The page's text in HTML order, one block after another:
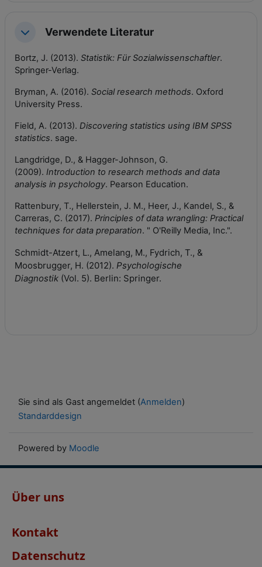
EinklappenVerwendete Literatur
Bortz, J. (2013). Statistik: Für Sozialwissenschaftler.
Springer-Verlag.
Bryman, A. (2016). Social research methods. Oxford
University Press.
Field, A. (2013). Discovering statistics using IBM SPSS
statistics. sage.
Langdridge, D., & Hagger-Johnson, G.
(2009). Introduction to research methods and data
analysis in psychology. Pearson Education.
Rattenbury, T., Hellerstein, J. M., Heer, J., Kandel, S., &
Carreras, C. (2017). Principles of data wrangling: Practical
techniques for data preparation. " O'Reilly Media, Inc.".
Schmidt-Atzert, L., Amelang, M., Fydrich, T., &
Moosbrugger, H. (2012). Psychologische
Diagnostik (Vol. 5). Berlin: Springer.
Sie sind als Gast angemeldet (Anmelden)
Standarddesign
Powered by Moodle
Über uns
Kontakt
Datenschutz